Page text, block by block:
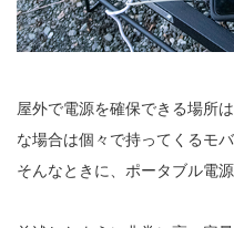
屋外で電源を確保できる場所
な場合は個々で持ってくるモ
そんなときに、ポータブル電源